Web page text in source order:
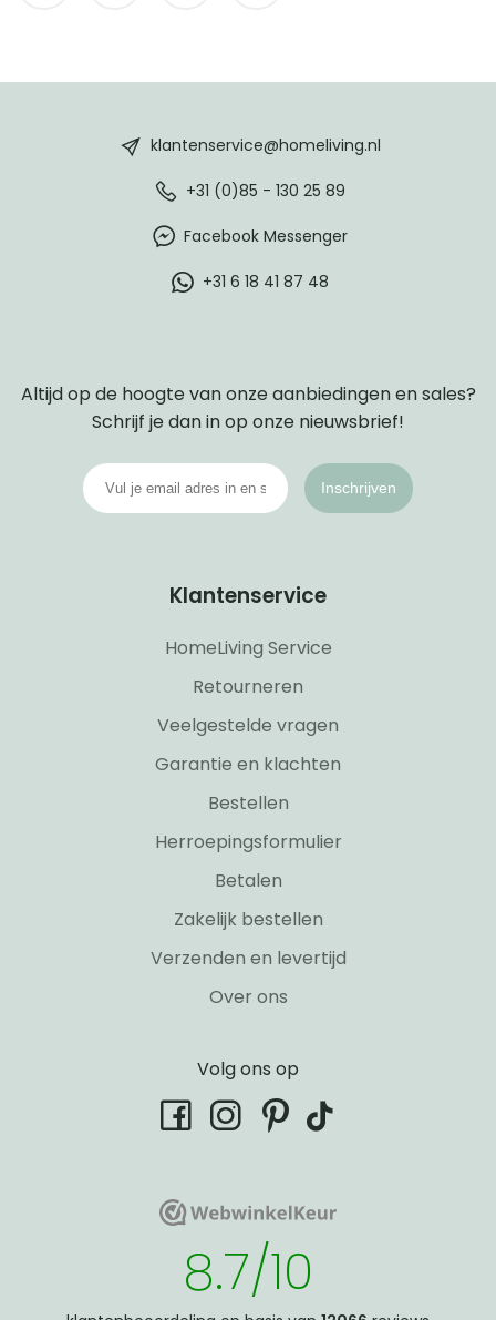
klantenservice@homeliving.nl
+31 (0)85 - 130 25 89
Facebook Messenger
+31 6 18 41 87 48
Altijd op de hoogte van onze aanbiedingen en sales?
Schrijf je dan in op onze nieuwsbrief!
Inschrijven
Klantenservice
HomeLiving Service
Retourneren
Veelgestelde vragen
Garantie en klachten
Bestellen
Herroepingsformulier
Betalen
Zakelijk bestellen
Verzenden en levertijd
Over ons
Volg ons op
facebookinstagram
pinterest
tiktok
WebwinkelKeurWebwinkelKeur
8.7/10